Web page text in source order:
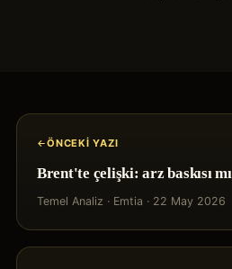
ÖNCEKI YAZI
Brent'te çelişki: arz baskısı
Temel Analiz · Emtia · 22 May 2026